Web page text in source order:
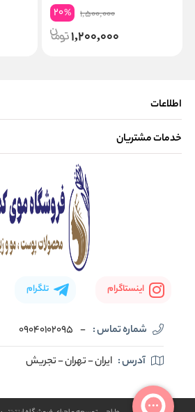
1,500,000
20%
1,200,000
اطلاعات
صفحه اصلی
خدمات مشتریان
اینستاگرام تلگرام
شماره تماس : -
09040102095
آدرس : ایران - تهران - تجریش